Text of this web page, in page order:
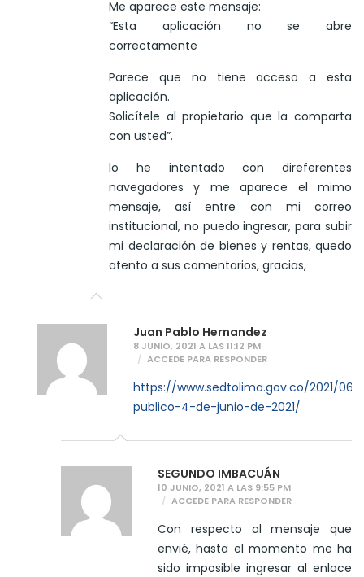
Me aparece este mensaje:
“Esta aplicación no se abre
correctamente
Parece que no tiene acceso a esta
aplicación.
Solicítele al propietario que la comparta
con usted”.
lo he intentado con direferentes
navegadores y me aparece el mimo
mensaje, así entre con mi correo
institucional, no puedo ingresar, para subir
mi declaración de bienes y rentas, quedo
atento a sus comentarios, gracias,
Juan Pablo Hernandez
8 JUNIO, 2021 A LAS 11:12 PM
ACCEDE PARA RESPONDER
https://www.sedtolima.gov.co/2021/
publico-4-de-junio-de-2021/
SEGUNDO IMBACUÁN
10 JUNIO, 2021 A LAS 9:55 PM
ACCEDE PARA RESPONDER
Con respecto al mensaje que
envié, hasta el momento me ha
sido imposible ingresar al enlace